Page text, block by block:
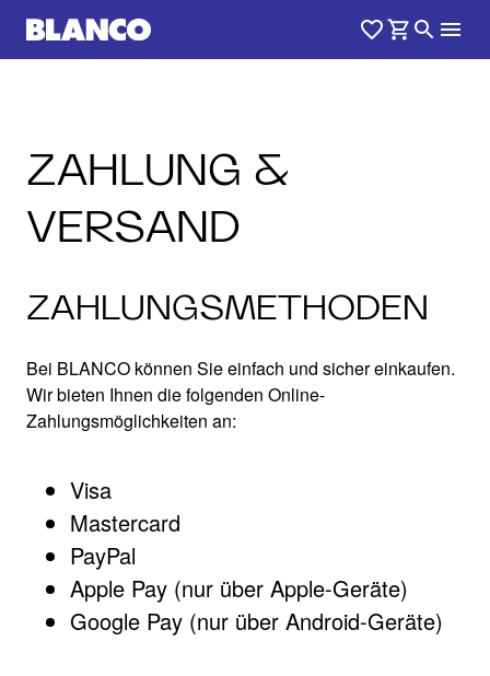
ZAHLUNG &
VERSAND
ZAHLUNGSMETHODEN
Bei BLANCO können Sie einfach und sicher einkaufen.
Wir bieten Ihnen die folgenden Online-
Zahlungsmöglichkeiten an:
Visa
Mastercard
PayPal
Apple Pay (nur über Apple-Geräte)
Google Pay (nur über Android-Geräte)